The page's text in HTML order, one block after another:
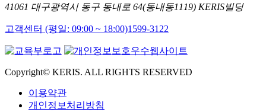
41061 대구광역시 동구 동내로 64(동내동1119) KERIS빌딩
고객센터 (평일: 09:00 ~ 18:00)1599-3122
Copyright© KERIS. ALL RIGHTS RESERVED
이용약관
개인정보처리방침